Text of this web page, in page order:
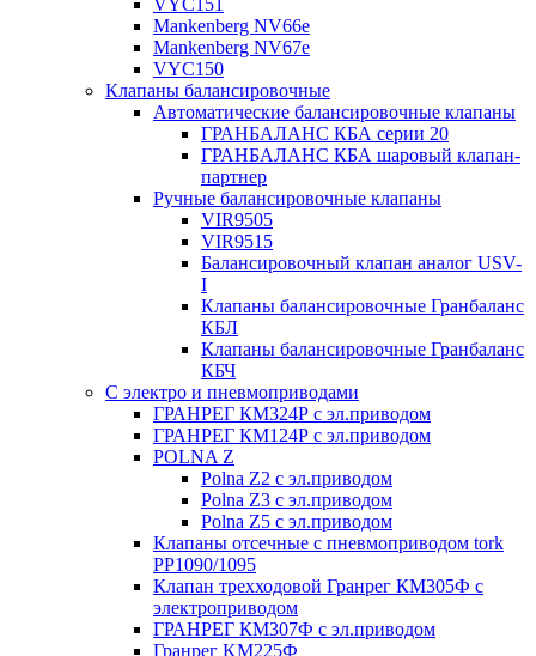
VYC151
Mankenberg NV66e
Mankenberg NV67e
VYC150
Клапаны балансировочные
Автоматические балансировочные клапаны
ГРАНБАЛАНС КБА серии 20
ГРАНБАЛАНС КБА шаровый клапан-
партнер
Ручные балансировочные клапаны
VIR9505
VIR9515
Балансировочный клапан аналог USV-
I
Клапаны балансировочные Гранбаланс
КБЛ
Клапаны балансировочные Гранбаланс
КБЧ
С электро и пневмоприводами
ГРАНРЕГ КМ324Р с эл.приводом
ГРАНРЕГ КМ124Р с эл.приводом
POLNA Z
Polna Z2 с эл.приводом
Polna Z3 с эл.приводом
Polna Z5 с эл.приводом
Клапаны отсечные с пневмоприводом tork
PP1090/1095
Клапан трехходовой Гранрег КМ305Ф с
электроприводом
ГРАНРЕГ КМ307Ф с эл.приводом
Гранрег KM225Ф